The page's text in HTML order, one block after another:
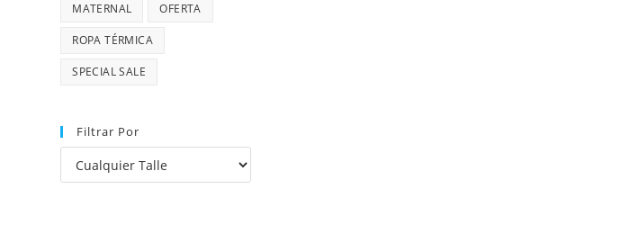
MATERNAL OFERTA
ROPA TÉRMICA
SPECIAL SALE
Filtrar Por